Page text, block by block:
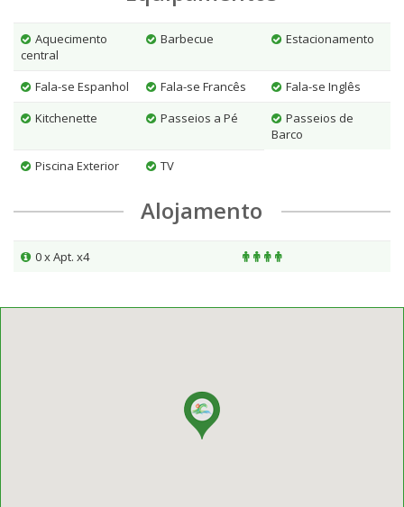
Aquecimento
central
Barbecue Estacionamento
Fala-se Espanhol Fala-se Francês
Fala-se Inglês
Kitchenette
Passeios a Pé
Passeios de
Barco
Piscina Exterior
TV
Alojamento
0 x Apt. x4